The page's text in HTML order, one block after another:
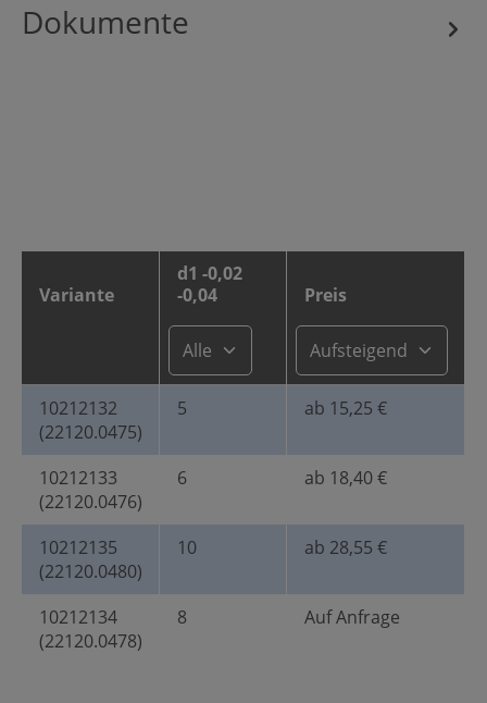
Dokumente
Variante
d1 -0,02
-0,04
Preis
10212132
(22120.0475)
5 ab 15,25 €
10212133
(22120.0476)
6 ab 18,40 €
10212135
(22120.0480)
10 ab 28,55 €
10212134
(22120.0478)
8 Auf Anfrage